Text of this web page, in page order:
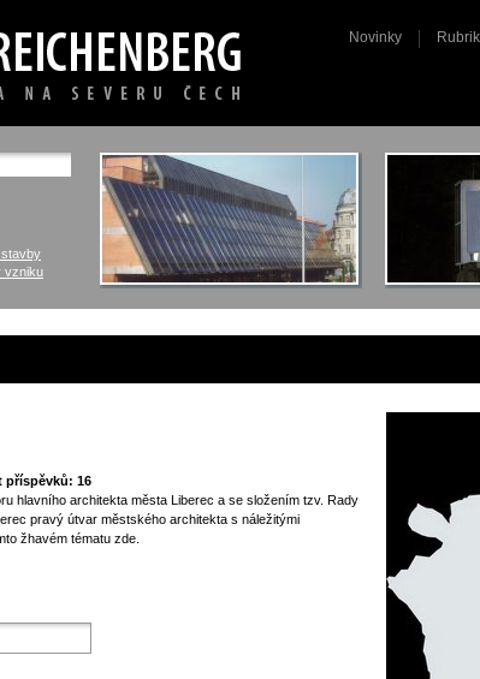
Novinky
stavby
vzniku
příspěvků: 16
hlavního architekta města Liberec a se složením tzv. Rady
pravý útvar městského architekta s náležitými
žhavém tématu zde.